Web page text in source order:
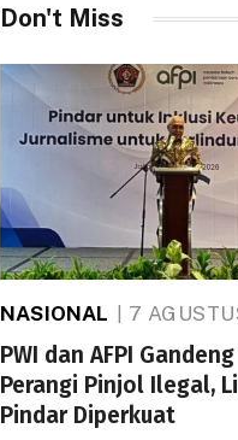
Don't Miss
NASIONAL 7
PWI dan AFPI
Perangi Pinjol Ilegal,
Pindar Diperkuat